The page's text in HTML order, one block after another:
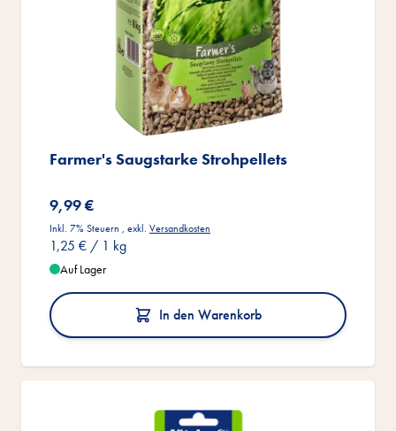
Farmer's Saugstarke Strohpellets
9,99 €
Inkl. 7% Steuern , exkl. Versandkosten
1,25 € / 1 kg
Auf Lager
In den Warenkorb